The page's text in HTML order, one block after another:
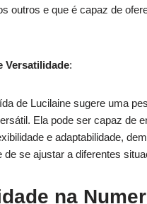
outros e que é capaz de
Versatilidade:
de Lucilaine sugere uma
Ela pode ser capaz de
e adaptabilidade,
de se ajustar a diferentes
na